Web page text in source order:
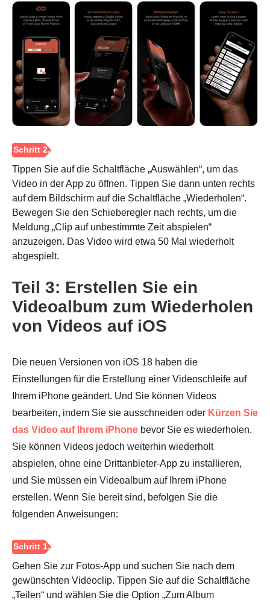
Tippen Sie auf die Schaltfläche „Auswählen“, um das
Video in der App zu öffnen. Tippen Sie dann unten rechts
auf dem Bildschirm auf die Schaltfläche „Wiederholen“.
Bewegen Sie den Schieberegler nach rechts, um die
Meldung „Clip auf unbestimmte Zeit abspielen“
anzuzeigen. Das Video wird etwa 50 Mal wiederholt
abgespielt.
Teil 3: Erstellen Sie ein
Videoalbum zum Wiederholen
von Videos auf iOS
Die neuen Versionen von iOS 18 haben die
Einstellungen für die Erstellung einer Videoschleife auf
Ihrem iPhone geändert. Und Sie können Videos
bearbeiten, indem Sie sie ausschneiden oder Kürzen Sie
das Video auf Ihrem iPhone bevor Sie es wiederholen.
Sie können Videos jedoch weiterhin wiederholt
abspielen, ohne eine Drittanbieter-App zu installieren,
und Sie müssen ein Videoalbum auf Ihrem iPhone
erstellen. Wenn Sie bereit sind, befolgen Sie die
folgenden Anweisungen:
Gehen Sie zur Fotos-App und suchen Sie nach dem
gewünschten Videoclip. Tippen Sie auf die Schaltfläche
„Teilen“ und wählen Sie die Option „Zum Album